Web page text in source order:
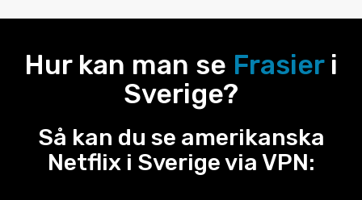
Hur kan man se Frasieri
Sverige?
Så kan du se amerikanska
Netflix i Sverige via VPN: